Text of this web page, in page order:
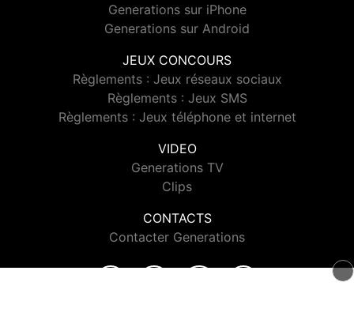
Generations sur iPhone
Generations sur Android
JEUX CONCOURS
Règlements : Jeux réseaux sociaux
Règlements : Jeux SMS
Règlements : Jeux téléphone et internet
VIDEO
Generations TV
Clips
CONTACTS
Contacter Generations